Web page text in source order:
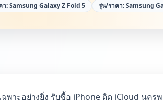
า:Samsung Galaxy Z Fold 5 รุ่น/ราคา:Samsung
าะอย่างยิ่ง รับซื้อ iPhone ติด iCloud นค